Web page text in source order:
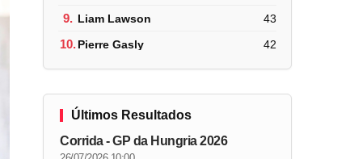
9. Liam Lawson 43
10.Pierre Gasly 42
Últimos Resultados
Corrida - GP da Hungria 2026